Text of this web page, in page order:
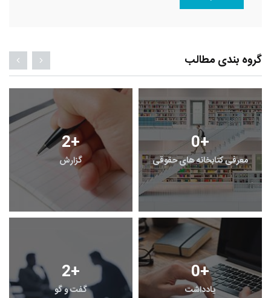
گروه بندی مطالب
2+
گزارش
0+
معرفی کتابخانه های حقوقی
2+
گفت و گو
0+
یادداشت